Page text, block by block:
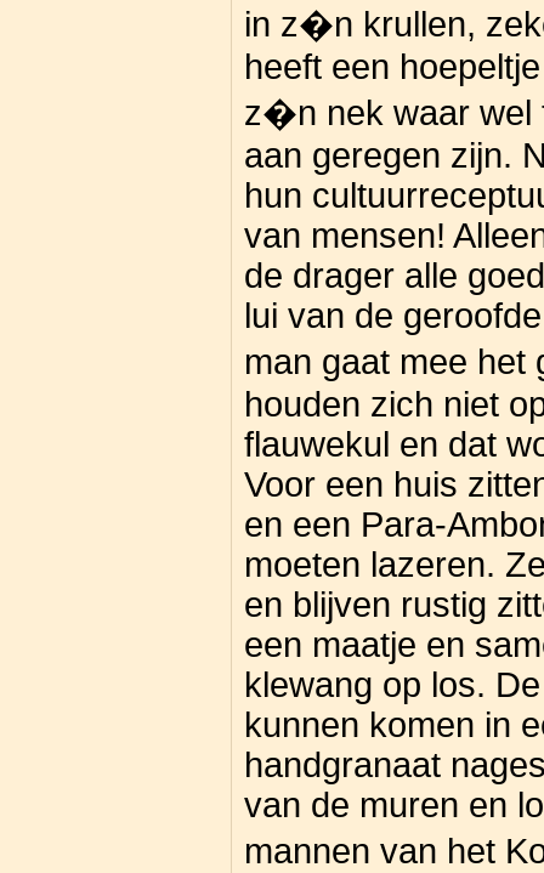
in z�n krullen,
heeft een
z�n nek waar wel
aan geregen zijn.
hun
van mensen!
de drager alle
lui van de
man gaat mee
houden zich niet
flauwekul en dat
Voor een huis
en een Para-
moeten lazeren.
en blijven rustig
een maatje en
klewang op los.
kunnen komen in
handgranaat
van de muren en
mannen van het